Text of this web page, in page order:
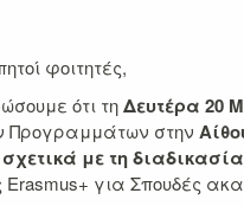
φοιτητές,
ότι τηΔευτέρα 20
Προγραμμάτων στην
με τη
για Σπουδές